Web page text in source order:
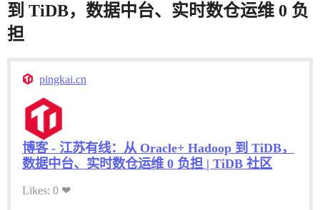
到 TiDB，数据中台、实时数仓运维 0 负
担
pingkai.cn
博客 - 江苏有线：从 Oracle+ Hadoop 到 TiDB，
数据中台、实时数仓运维 0 负担 | TiDB 社区
Likes: 0 ❤